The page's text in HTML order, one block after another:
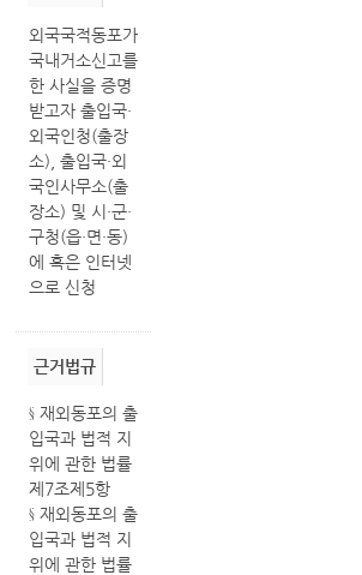
외국국적동포가
국내거소신고를
한 사실을 증명
받고자 출입국·
외국인청(출장
소), 출입국·외
국인사무소(출
장소) 및 시·군·
구청(읍·면·동)
에 혹은 인터넷
으로 신청
근거법규
§ 재외동포의 출
입국과 법적 지
위에 관한 법률
제7조제5항
§ 재외동포의 출
입국과 법적 지
위에 관한 법률